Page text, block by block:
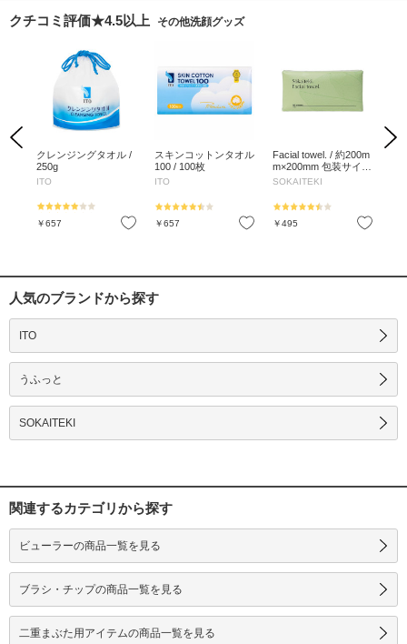
クチコミ評価★4.5以上 その他洗顔グッズ
Previous
お気に入り
クレンジングタオル /
250g
ITO
￥657 お気に入り
スキンコットンタオル
100 / 100枚
ITO
￥657 お気に入り
Facial towel. / 約200m
m×200mm 包装サイ
ズ:約 205mm×100mm
SOKAITEKI
￥495
Next
人気のブランドから探す
ITO
うふっと
SOKAITEKI
関連するカテゴリから探す
ビューラーの商品一覧を見る
ブラシ・チップの商品一覧を見る
二重まぶた用アイテムの商品一覧を見る